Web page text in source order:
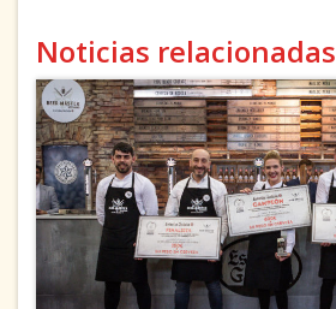
Noticias relacionadas